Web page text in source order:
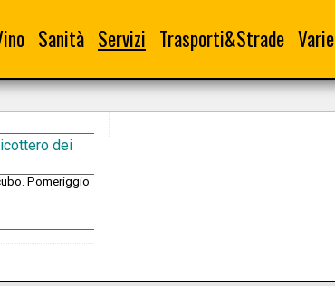
Sanità Servizi Trasporti&Strade Varie
dei
Pomeriggio